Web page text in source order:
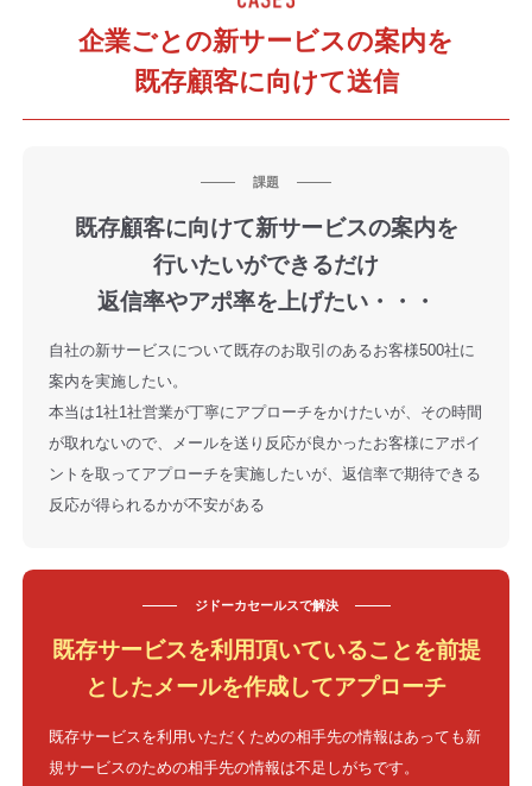
企業ごとの新サービスの案内を
既存顧客に向けて送信
課題
既存顧客に向けて新サービスの案内を
行いたいができるだけ
返信率やアポ率を上げたい・・・
自社の新サービスについて既存のお取引のあるお客様500社に
案内を実施したい。
本当は1社1社営業が丁寧にアプローチをかけたいが、その時間
が取れないので、メールを送り反応が良かったお客様にアポイ
ントを取ってアプローチを実施したいが、返信率で期待できる
反応が得られるかが不安がある
ジドーカセールスで解決
既存サービスを利用頂いていることを前提
としたメールを作成してアプローチ
既存サービスを利用いただくための相手先の情報はあっても新
規サービスのための相手先の情報は不足しがちです。